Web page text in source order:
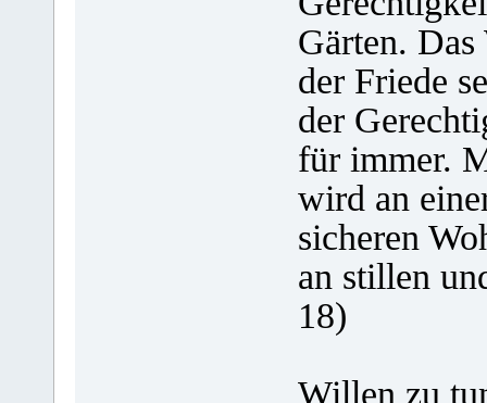
Gärten.
der Friede
der
für immer.
wird an
sicheren
an stillen
18)
Willen zu